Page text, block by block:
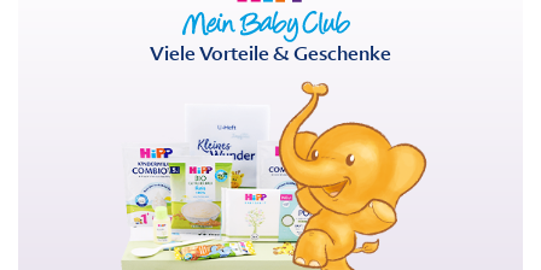
Viele Vorteile & Geschenke